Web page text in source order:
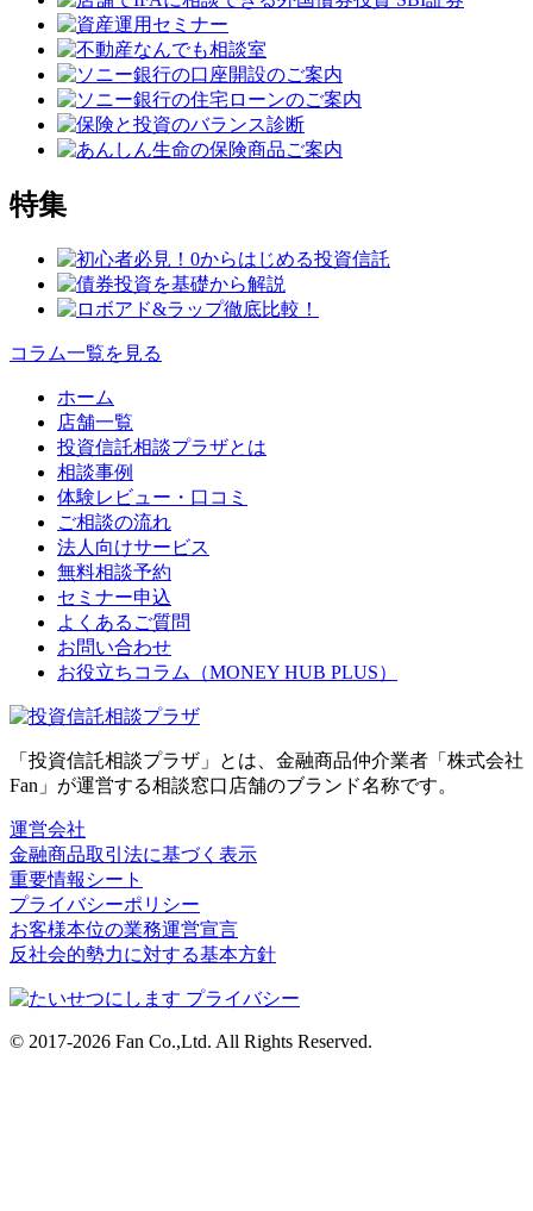
特集
コラム一覧を見る
ホーム
店舗一覧
投資信託相談プラザとは
相談事例
体験レビュー・口コミ
ご相談の流れ
法人向けサービス
無料相談予約
セミナー申込
よくあるご質問
お問い合わせ
お役立ちコラム（MONEY HUB PLUS）
「投資信託相談プラザ」とは、金融商品仲介業者「株式会社
Fan」が運営する相談窓口店舗のブランド名称です。
運営会社
金融商品取引法に基づく表示
重要情報シート
プライバシーポリシー
お客様本位の業務運営宣言
反社会的勢力に対する基本方針
© 2017-2026 Fan Co.,Ltd. All Rights Reserved.